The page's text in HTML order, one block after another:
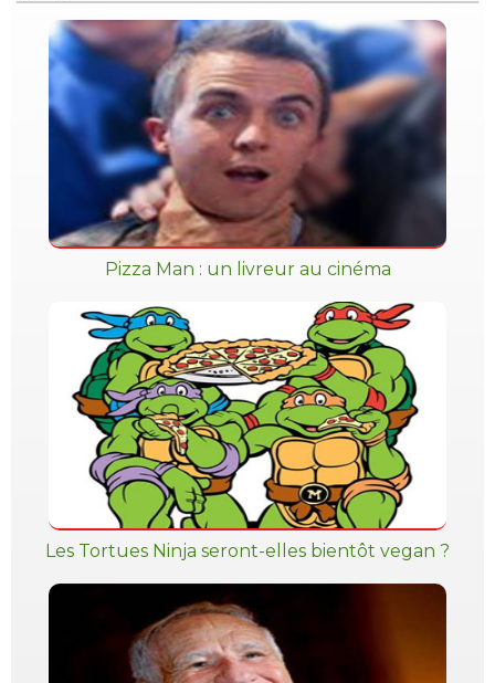
Pizza Man : un livreur au cinéma
Les Tortues Ninja seront-elles bientôt vegan ?